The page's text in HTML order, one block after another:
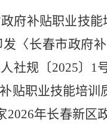
府补贴职业技
〈长春市政府
社规〔2025〕1
贴职业技能培
2026年长春新区